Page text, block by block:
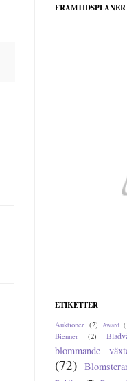
ETIKETTER
Auktioner (2) Award
Bienner (2)
blommande
(72)